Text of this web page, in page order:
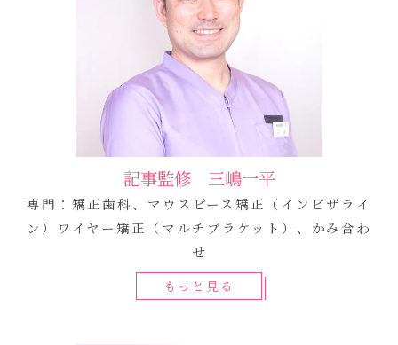
記事監修 三嶋一平
専門：矯正歯科、マウスピース矯正（インビザライ
ン）ワイヤー矯正（マルチブラケット）、かみ合わ
せ
もっと見る